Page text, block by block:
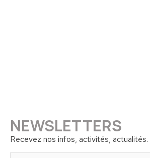
NEWSLETTERS
Recevez nos infos, activités, actualités.